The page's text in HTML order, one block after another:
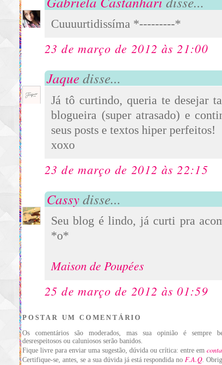
Cuuuurtidissíma *---------*
23 de março de 2012 às 21:00
Jaquedisse...
Já tô curtindo, queria te desejar
blogueira (super atrasado) e
seus posts e textos hiper perfeitos!
xoxo
23 de março de 2012 às 22:15
Cassydisse...
Seu blog é lindo, já curti pra
*o*
Maison de Poupées
25 de março de 2012 às 01:59
POSTAR UM COMENTÁRIO
Os comentários são moderados, mas sua opinião é sempre
desrespeitosos ou caluniosos serão banidos.
Fique livre para enviar uma sugestão, dúvida ou crítica: entre em
Certifique-se, antes, se a sua dúvida já está respondida no F.A.Q.